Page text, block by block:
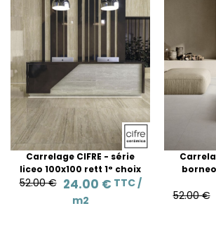
Carrelage CIFRE - série
liceo 100x100 rett 1° choix
52.00 € 24.00 € TTC /
m2
52.00 €